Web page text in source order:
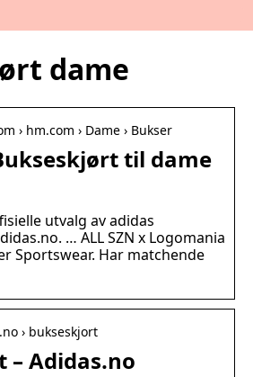
dame
› hm.com › Dame › Bukser
til dame
utvalg av adidas
… ALL SZN x Logomania
Sportswear. Har matchende
› bukseskjort
– Adidas.no